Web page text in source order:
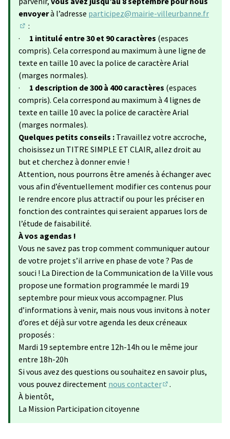
envoyerà l’adresse participez@mairie-villeurbanne.fr
(S'ouvre dans un nouvel onglet)
:
· 1 intitulé entre 30 et 90 caractères (espaces
compris). Cela correspond au maximum à une ligne de
texte en taille 10 avec la police de caractère Arial
(marges normales).
· 1 description de 300 à 400 caractères (espaces
compris). Cela correspond au maximum à 4 lignes de
texte en taille 10 avec la police de caractère Arial
(marges normales).
Quelques petits conseils : Travaillez votre accroche,
choisissez un TITRE SIMPLE ET CLAIR, allez droit au
but et cherchez à donner envie !
Attention, nous pourrons être amenés à échanger avec
vous afin d’éventuellement modifier ces contenus pour
le rendre encore plus attractif ou pour les préciser en
fonction des contraintes qui seraient apparues lors de
l’étude de faisabilité.
À vos agendas !
Vous ne savez pas trop comment communiquer autour
de votre projet s’il arrive en phase de vote ? Pas de
souci ! La Direction de la Communication de la Ville vous
propose une formation programmée le mardi 19
septembre pour mieux vous accompagner. Plus
d’informations à venir, mais nous vous invitons à noter
d’ores et déjà sur votre agenda les deux créneaux
proposés :
Mardi 19 septembre entre 12h-14h ou le même jour
entre 18h-20h
Si vous avez des questions ou souhaitez en savoir plus,
vous pouvez directement nous contacter
.
À bientôt,
La Mission Participation citoyenne